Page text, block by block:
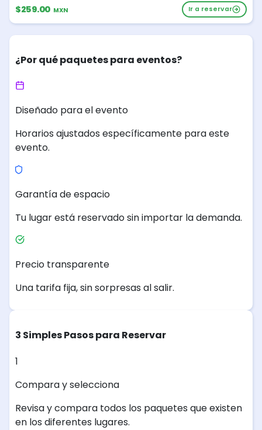
$259.00 MXN Ir a reservar
¿Por qué paquetes para eventos?
Diseñado para el evento
Horarios ajustados específicamente para este
evento.
Garantía de espacio
Tu lugar está reservado sin importar la demanda.
Precio transparente
Una tarifa fija, sin sorpresas al salir.
3 Simples Pasos para Reservar
1
Compara y selecciona
Revisa y compara todos los paquetes que existen
en los diferentes lugares.